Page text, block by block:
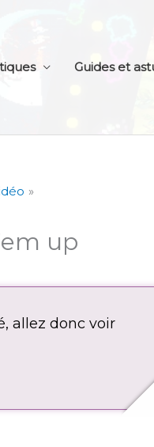
Guides et
up
allez donc voir